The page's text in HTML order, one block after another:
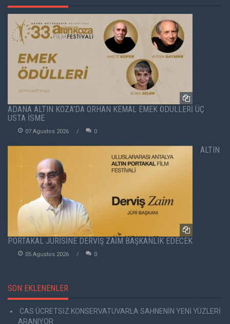
ADANA ALTIN KOZA'DA ORHAN KEMAL EMEK ÖDÜLLERİ ÜÇ
USTA İSME
07 Agustos 2026 0
ALTIN
PORTAKAL JÜRİSİNE DERVİŞ ZAİM BAŞKANLIK EDECEK
05 Agustos 2026 0
SON EKLENENLER
CAS ÜCRETSİZ KONSERVATUVARLA SAHNENİN YENİ YÜZLERİ
ARANIYOR